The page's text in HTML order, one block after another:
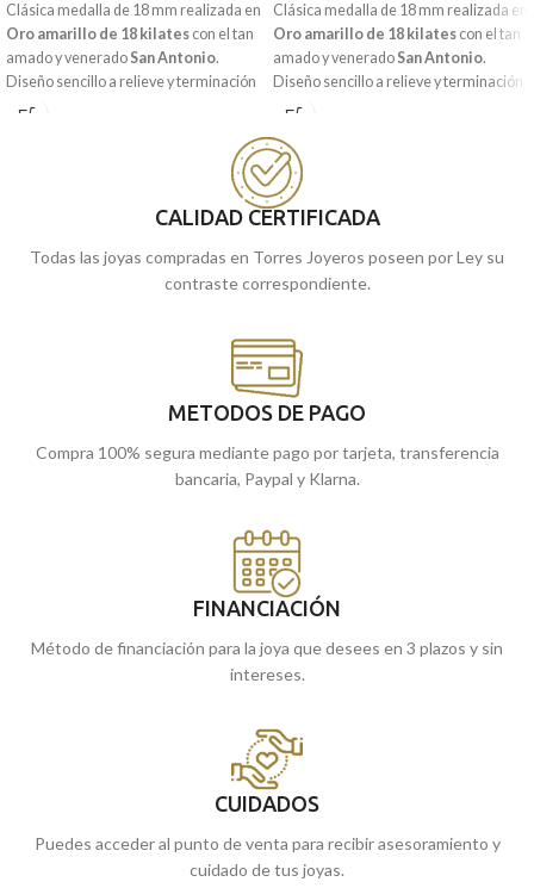
Clásica medalla de 18 mm realizada en
Oro amarillo de 18 kilates con el tan
amado y venerado San Antonio.
Diseño sencillo a relieve y terminación
matizada, que combina con tu día a día
devot@, esta fantástica joya para tener
Málaga, o cómpralaonline y te la
Clásica medalla de 18 mm realizada en
Oro amarillo de 18 kilates con el tan
amado y venerado San Antonio.
Diseño sencillo a relieve y terminación
matizada, que combina con tu día a día
tallas laterales. Si eres devot@, esta
fantástica joya para tener y completar
tu joyero.
Málaga, o cómprala online y te la
llevamos a casa.
CALIDAD CERTIFICADA
Todas las joyas compradas en Torres Joyeros poseen por Ley su
contraste correspondiente.
METODOS DE PAGO
Compra 100% segura mediante pago por tarjeta, transferencia
bancaria, Paypal y Klarna.
FINANCIACIÓN
Método de financiación para la joya que desees en 3 plazos y sin
intereses.
CUIDADOS
Puedes acceder al punto de venta para recibir asesoramiento y
cuidado de tus joyas.